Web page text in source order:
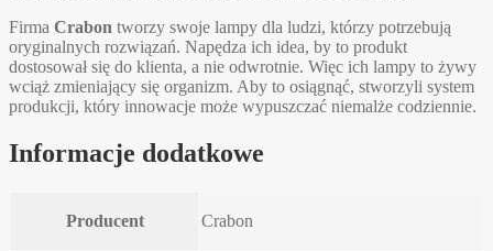
Firma Crabon tworzy swoje lampy dla ludzi, którzy potrzebują
oryginalnych rozwiązań. Napędza ich idea, by to produkt
dostosował się do klienta, a nie odwrotnie. Więc ich lampy to żywy
wciąż zmieniający się organizm. Aby to osiągnąć, stworzyli system
produkcji, który innowacje może wypuszczać niemalże codziennie.
Informacje dodatkowe
Producent Crabon